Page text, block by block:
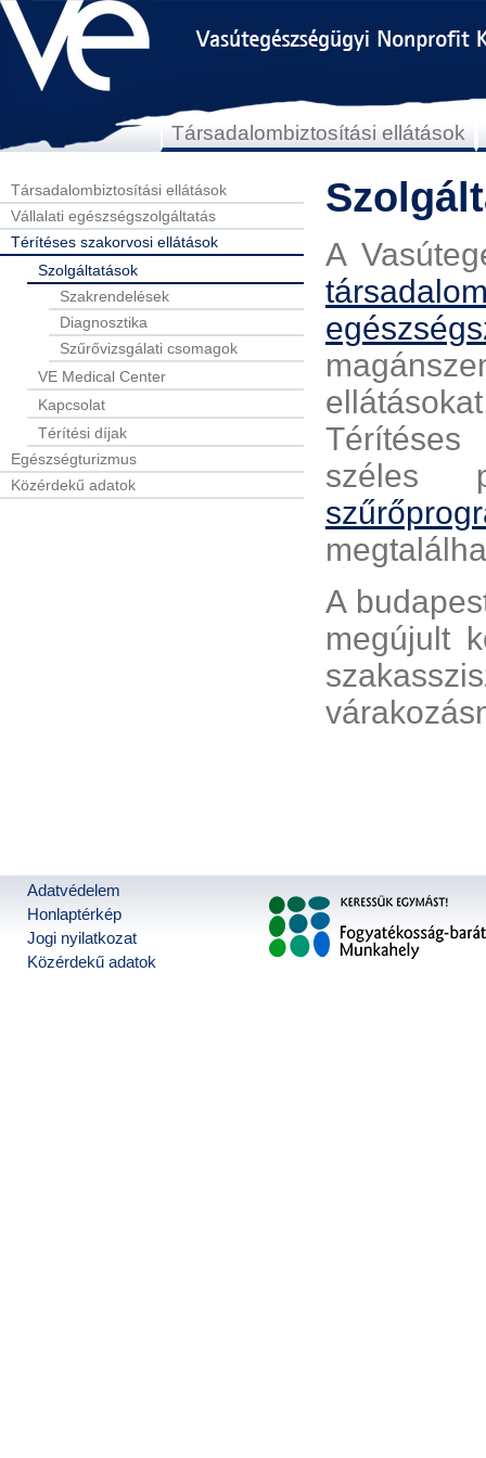
Társadalombiztosítási ellátások
Társadalombiztosítási ellátások
Vállalati egészségszolgáltatás
Térítéses szakorvosi ellátások
Szolgáltatások
Szakrendelések
Diagnosztika
Szűrővizsgálati csomagok
VE Medical Center
Kapcsolat
Térítési díjak
Egészségturizmus
Közérdekű adatok
A
Térítéses
széles
A
megújult
Adatvédelem
Honlaptérkép
Jogi nyilatkozat
Közérdekű adatok